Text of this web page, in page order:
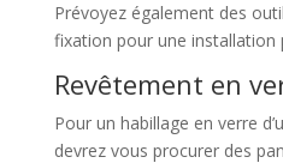
Prévoyez également des
fixation pour une installation
Revêtement en
Pour un habillage en verre
devrez vous procurer des